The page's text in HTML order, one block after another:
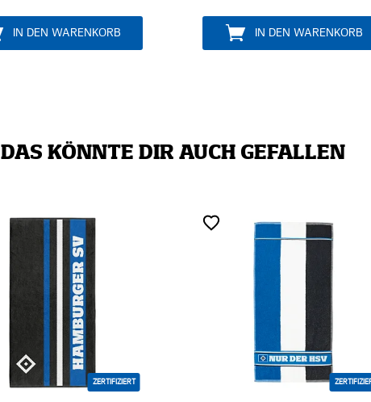
IN DEN WARENKORB
DAS KÖNNTE DIR AUCH GEFALLEN
ZERTIFIZIERT ZERTIFIZIERT